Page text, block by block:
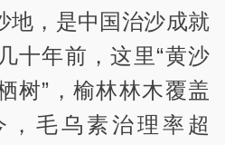
地，是中国治沙成就
十年前，这里“黄沙
树”，榆林林木覆盖
，毛乌素治理率超